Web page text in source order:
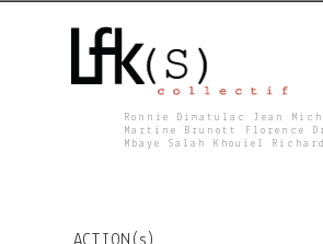
F
Ronnie Dimatulac Jean
Martine Brunott Florence
Mbaye Salah Khouiel